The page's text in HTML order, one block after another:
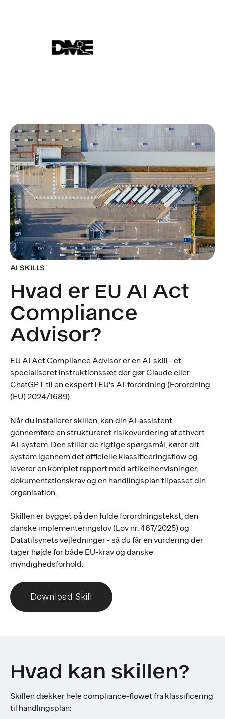
AI SKILLS
Hvad er EU AI Act
Compliance
Advisor?
EU AI Act Compliance Advisor er en AI-skill - et
specialiseret instruktionssæt der gør Claude eller
ChatGPT til en ekspert i EU's AI-forordning (Forordning
(EU) 2024/1689).
Når du installerer skillen, kan din AI-assistent
gennemføre en struktureret risikovurdering af ethvert
AI-system. Den stiller de rigtige spørgsmål, kører dit
system igennem det officielle klassificeringsflow og
leverer en komplet rapport med artikelhenvisninger,
dokumentationskrav og en handlingsplan tilpasset din
organisation.
Skillen er bygget på den fulde forordningstekst, den
danske implementeringslov (Lov nr. 467/2025) og
Datatilsynets vejledninger - så du får en vurdering der
tager højde for både EU-krav og danske
myndighedsforhold.
Download Skill
Hvad kan skillen?
Skillen dækker hele compliance-flowet fra klassificering
til handlingsplan: